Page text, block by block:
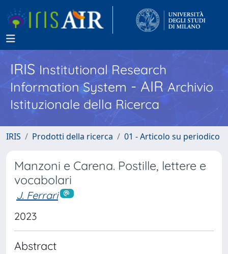
IRISInstitutional Research
Information System - AIR Archivio
Istituzionale della Ricerca
IRIS Prodotti della ricerca 01 - Articolo su periodico
Manzoni e Carena. Postille, lettere e
vocabolari
J. Ferrari
2023
Abstract